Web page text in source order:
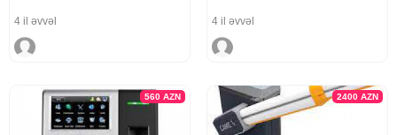
4 il əvvəl 4 il əvvəl
560AZN 2400 AZN